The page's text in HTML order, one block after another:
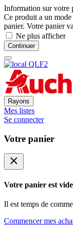
Information sur votre
Ce produit a un
panier. Votre panier
Ne plus afficher
Continuer
Rayons
Mes listes
Se connecter
Votre panier
close
Votre panier est vide
Il est temps de
Commencer mes